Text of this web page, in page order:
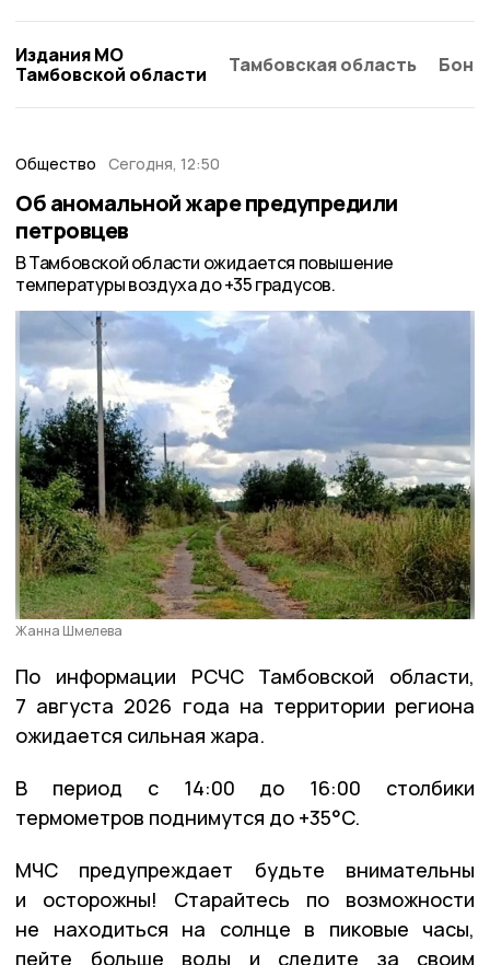
Издания МО
Тамбовской области
Тамбовская область
Общество Сегодня, 12:50
Об аномальной жаре предупредили
петровцев
В Тамбовской области ожидается повышение
температуры воздуха до +35 градусов.
Жанна Шмелева
По информации РСЧС Тамбовской области,
7 августа 2026 года на территории региона
ожидается сильная жара.
В период с 14:00 до 16:00 столбики
термометров поднимутся до +35°C.
МЧС предупреждает будьте внимательны
и осторожны! Старайтесь по возможности
не находиться на солнце в пиковые часы,
пейте больше воды и следите за своим